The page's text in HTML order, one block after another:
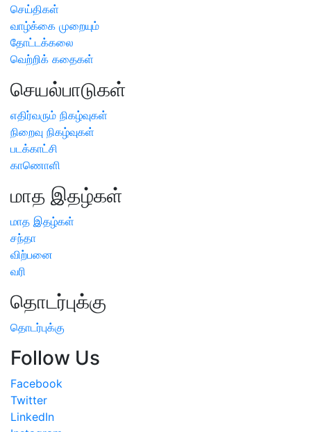
செய்திகள்
வாழ்க்கை முறையும்
தோட்டக்கலை
வெற்றிக் கதைகள்
செயல்பாடுகள்
எதிர்வரும் நிகழ்வுகள்
நிறைவு நிகழ்வுகள்
படக்காட்சி
காணொளி
மாத இதழ்கள்
மாத இதழ்கள்
சந்தா
விற்பனை
வரி
தொடர்புக்கு
தொடர்புக்கு
Follow Us
Facebook
Twitter
LinkedIn